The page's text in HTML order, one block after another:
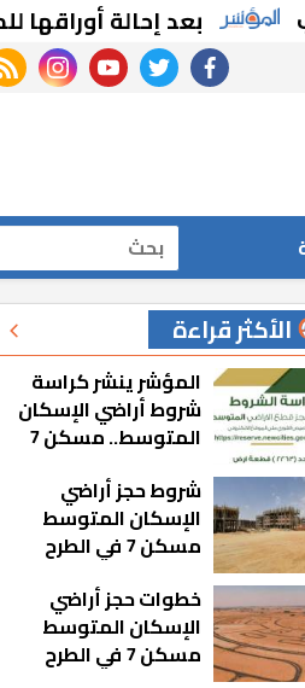
بعد إحالة أوراقها
facebook
twitter
youtube
بحث
الأكثر قراءة
المؤشر ينشر كراسة
شروط أراضي الإسكان
المتوسط.. مسكن 7
شروط حجز أراضي
الإسكان المتوسط
مسكن 7 في الطرح
خطوات حجز أراضي
الإسكان المتوسط
مسكن 7 في الطرح